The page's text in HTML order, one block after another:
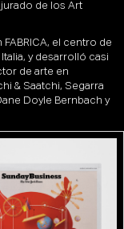
de los Art
el centro de
y desarrolló casi
de arte en
& Saatchi, Segarra
Doyle Bernbach y